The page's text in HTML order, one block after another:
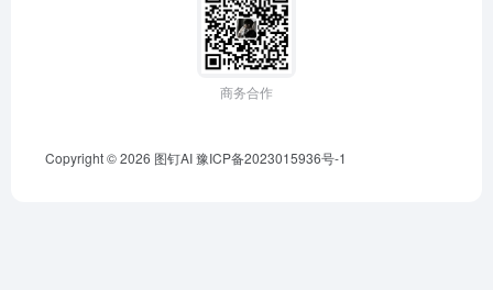
商务合作
Copyright © 2026 图钉AI豫ICP备2023015936号-1